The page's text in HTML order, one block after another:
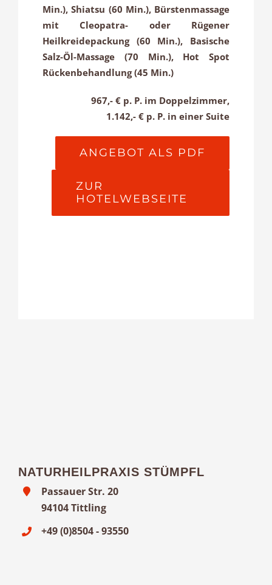
Min.), Shiatsu (60 Min.), Bürstenmassage
mit Cleopatra- oder Rügener
Heilkreidepackung (60 Min.), Basische
Salz-Öl-Massage (70 Min.), Hot Spot
Rückenbehandlung (45 Min.)
967,- € p. P. im Doppelzimmer,
1.142,- € p. P. in einer Suite
ANGEBOT ALS PDF
ZUR
HOTELWEBSEITE
NATURHEILPRAXIS STÜMPFL
Passauer Str. 20
94104 Tittling
+49 (0)8504 - 93550